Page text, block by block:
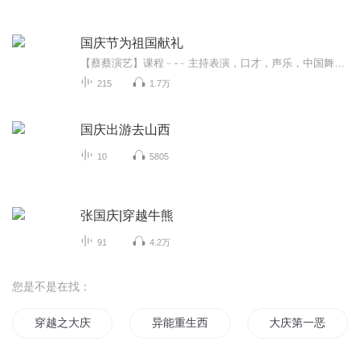
国庆节为祖国献礼
215 1.7万
国庆出游去山西
10 5805
张国庆|穿越牛熊
91 4.2万
您是不是在找：
穿越之大庆帝国 异能重生西门庆 大庆第一恶